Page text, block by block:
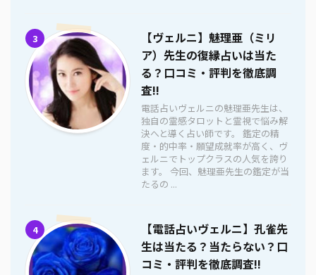
3
【ヴェルニ】魅理亜（ミリ
ア）先生の復縁占いは当た
る？口コミ・評判を徹底調
査!!
電話占いヴェルニの魅理亜先生は、
独自の霊感タロットと霊視で悩み解
決へと導く占い師です。 鑑定の精
度・的中率・願望成就率が高く、ヴ
ェルニでトップクラスの人気を誇り
ます。 今回、魅理亜先生の鑑定が当
たるの ...
4
【電話占いヴェルニ】孔雀先
生は当たる？当たらない？口
コミ・評判を徹底調査!!